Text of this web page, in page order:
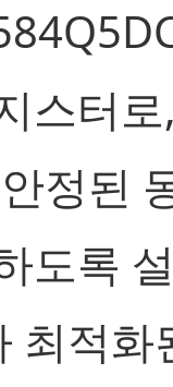
스터
정된
도록
최적화